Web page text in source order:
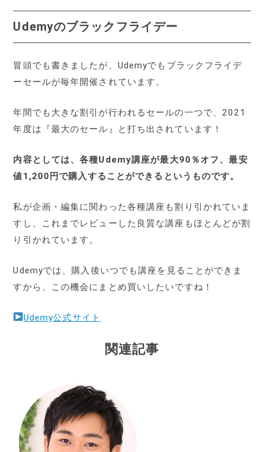
Udemyのブラックフライデー
冒頭でも書きましたが、Udemyでもブラックフライデ
ーセールが毎年開催されています。
年間でも大きな割引が行われるセールの一つで、2021
年度は『最大のセール』と打ち出されています！
内容としては、各種Udemy講座が最大90％オフ、最安
値1,200円で購入することができるというものです。
私が企画・編集に関わった各種講座も割り引かれていま
すし、これまでレビューした良質な講座もほとんどが割
り引かれています。
Udemyでは、購入後いつでも講座を見ることができま
すから、この機会にまとめ買いしたいですね！
Udemy公式サイト
関連記事